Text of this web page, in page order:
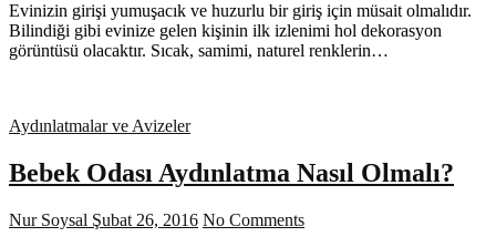
Evinizin girişi yumuşacık ve huzurlu bir giriş için müsait olmalıdır.
Bilindiği gibi evinize gelen kişinin ilk izlenimi hol dekorasyon
görüntüsü olacaktır. Sıcak, samimi, naturel renklerin…
Aydınlatmalar ve Avizeler
Bebek Odası Aydınlatma Nasıl Olmalı?
Nur Soysal Şubat 26, 2016 No Comments